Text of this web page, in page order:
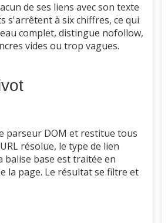
de ses liens avec son texte
s'arrêtent à six chiffres, ce qui
complet, distingue nofollow,
vides ou trop vagues.
parseur DOM et restitue tous
résolue, le type de lien
base est traitée en
la page. Le résultat se filtre et